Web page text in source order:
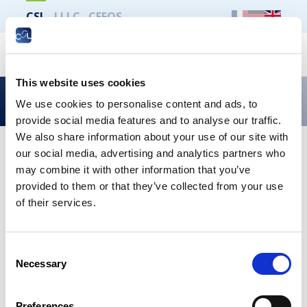
This website uses cookies
We use cookies to personalise content and ads, to
provide social media features and to analyse our traffic.
We also share information about your use of our site with
our social media, advertising and analytics partners who
may combine it with other information that you’ve
provided to them or that they’ve collected from your use
of their services.
Selection
Necessary
CSL LLLC CEFOS
La CSL critique le nouveau régime des aides à
l’électromobilité
Publié le 11 juillet 2024
La CSL critique le nouveau régime
des aides à l’électromobilité
généralisée du niveau des aides étatiques.